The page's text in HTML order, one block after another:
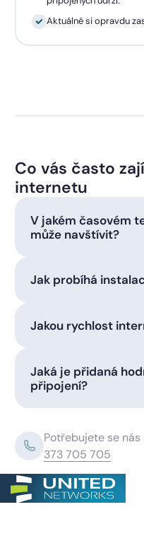
Aktuálně si opravdu
Co vás často
internetu
V jakém časovém
může navštívit?
Jak probíhá
Jakou rychlost
Jaká je přidaná
připojení?
Potřebujete se
373 705 705